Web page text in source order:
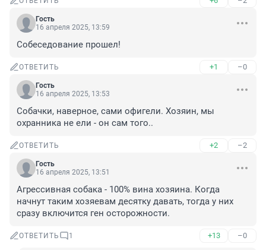
Гость
16 апреля 2025, 13:59
Собеседование прошел!
ОТВЕТИТЬ +1 –0
Гость
16 апреля 2025, 13:53
Собачки, наверное, сами офигели. Хозяин, мы
охранника не ели - он сам того..
ОТВЕТИТЬ +2 –2
Гость
16 апреля 2025, 13:51
Агрессивная собака - 100% вина хозяина. Когда
начнут таким хозяевам десятку давать, тогда у них
сразу включится ген осторожности.
ОТВЕТИТЬ 1 +13 –0